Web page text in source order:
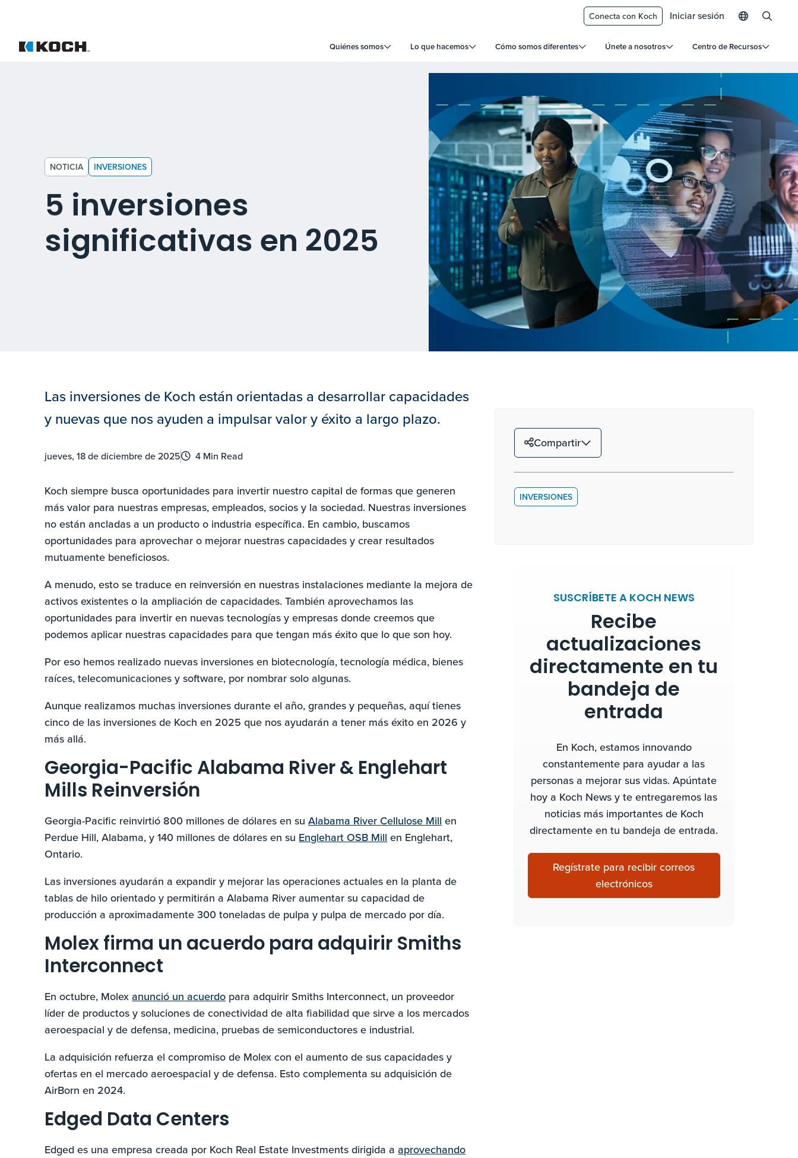
Quiénes somos Lo que hacemos Cómo somos diferentes Únete a nosotros Centro de Recursos
Conecta con Koch Iniciar sesión
NOTICIA INVERSIONES
5 inversiones
significativas en 2025
Las inversiones de Koch están orientadas a desarrollar capacidades
y nuevas que nos ayuden a impulsar valor y éxito a largo plazo.
jueves, 18 de diciembre de 2025 4 Min Read
Koch siempre busca oportunidades para invertir nuestro capital de formas que generen
más valor para nuestras empresas, empleados, socios y la sociedad. Nuestras inversiones
no están ancladas a un producto o industria específica. En cambio, buscamos
oportunidades para aprovechar o mejorar nuestras capacidades y crear resultados
mutuamente beneficiosos.
A menudo, esto se traduce en reinversión en nuestras instalaciones mediante la mejora de
activos existentes o la ampliación de capacidades. También aprovechamos las
oportunidades para invertir en nuevas tecnologías y empresas donde creemos que
podemos aplicar nuestras capacidades para que tengan más éxito que lo que son hoy.
Por eso hemos realizado nuevas inversiones en biotecnología, tecnología médica, bienes
raíces, telecomunicaciones y software, por nombrar solo algunas.
Aunque realizamos muchas inversiones durante el año, grandes y pequeñas, aquí tienes
cinco de las inversiones de Koch en 2025 que nos ayudarán a tener más éxito en 2026 y
más allá.
Georgia-Pacific Alabama River & Englehart
Mills Reinversión
Georgia-Pacific reinvirtió 800 millones de dólares en suAlabama River Cellulose Mill en
Perdue Hill, Alabama, y 140 millones de dólares en su Englehart OSB Mill en Englehart,
Ontario.
Las inversiones ayudarán a expandir y mejorar las operaciones actuales en la planta de
tablas de hilo orientado y permitirán a Alabama River aumentar su capacidad de
producción a aproximadamente 300 toneladas de pulpa y pulpa de mercado por día.
Molex firma un acuerdo para adquirir Smiths
Interconnect
En octubre, Molexanunció un acuerdo para adquirir Smiths Interconnect, un proveedor
líder de productos y soluciones de conectividad de alta fiabilidad que sirve a los mercados
aeroespacial y de defensa, medicina, pruebas de semiconductores e industrial.
La adquisición refuerza el compromiso de Molex con el aumento de sus capacidades y
ofertas en el mercado aeroespacial y de defensa. Esto complementa su adquisición de
AirBorn en 2024.
Edged Data Centers
Edged es una empresa creada por Koch Real Estate Investments dirigida aaprovechando
Compartir
INVERSIONES
SUSCRÍBETE A KOCH NEWS
Recibe
actualizaciones
directamente en tu
bandeja de
entrada
En Koch, estamos innovando
constantemente para ayudar a las
personas a mejorar sus vidas. Apúntate
hoy a Koch News y te entregaremos las
noticias más importantes de Koch
directamente en tu bandeja de entrada.
Regístrate para recibir correos
electrónicos